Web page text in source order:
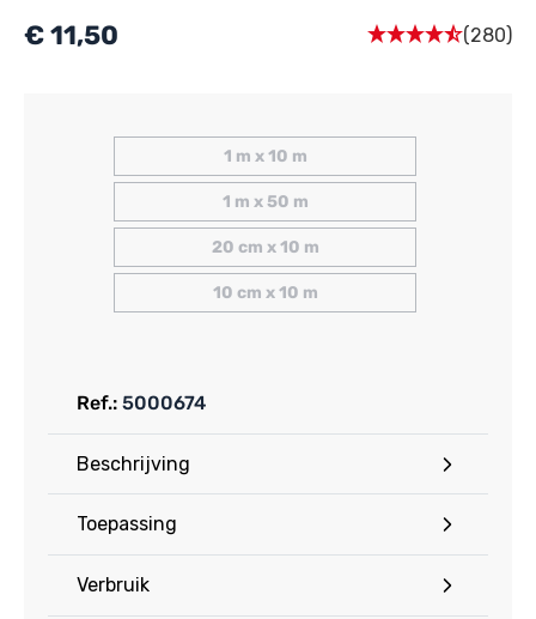
€ 11,50
(280)
Ref.: 5000674
Beschrijving
Toepassing
Verbruik
1 m x 10 m
1 m x 50 m
20 cm x 10 m
10 cm x 10 m